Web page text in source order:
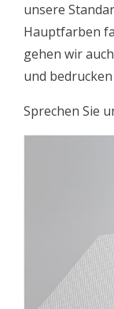
unsere
Hauptfarben
gehen wir
und
Sprechen Sie